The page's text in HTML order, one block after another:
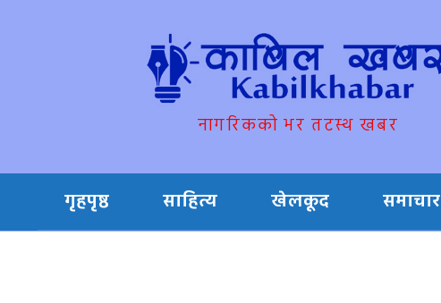
नागरिकको भर तटस्थ खबर
गृहपृष्ठ साहित्य खेलकूद समाचार